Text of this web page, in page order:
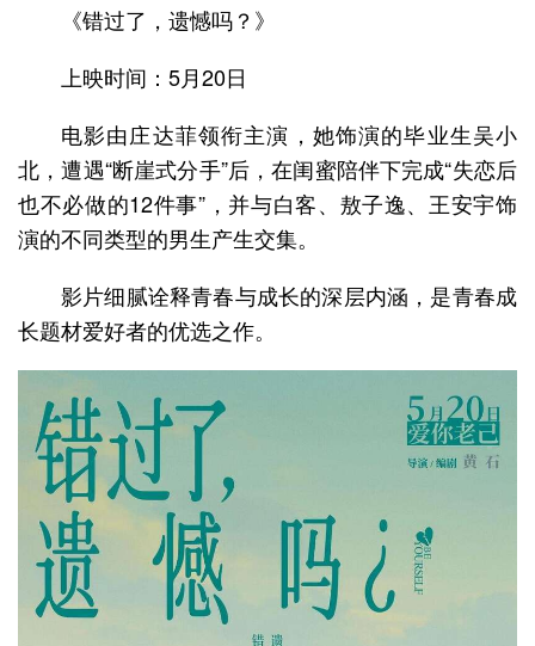
《错过了，遗憾吗？》
上映时间：5月20日
电影由庄达菲领衔主演，她饰演的毕业生吴小
北，遭遇“断崖式分手”后，在闺蜜陪伴下完成“失恋后
也不必做的12件事”，并与白客、敖子逸、王安宇饰
演的不同类型的男生产生交集。
影片细腻诠释青春与成长的深层内涵，是青春成
长题材爱好者的优选之作。